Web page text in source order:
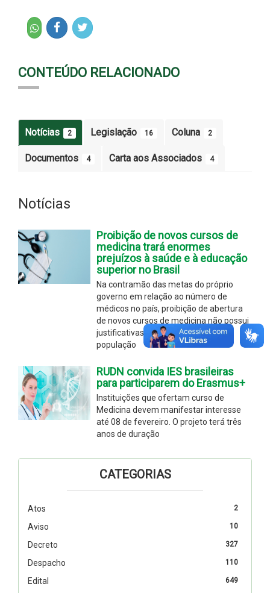
CONTEÚDO RELACIONADO
Notícias 2 Legislação 16 Coluna 2
Documentos 4 Carta aos Associados 4
Notícias
Proibição de novos cursos de
medicina trará enormes
prejuízos à saúde e à educação
superior no Brasil
Na contramão das metas do próprio
governo em relação ao número de
médicos no país, proibição de abertura
de novos cursos de medicina não possui
justificativas concretas e prejudica
população
RUDN convida IES brasileiras
para participarem do Erasmus+
Instituições que ofertam curso de
Medicina devem manifestar interesse
até 08 de fevereiro. O projeto terá três
anos de duração
CATEGORIAS
2
Atos
10
Aviso
327
Decreto
110
Despacho
649
Edital